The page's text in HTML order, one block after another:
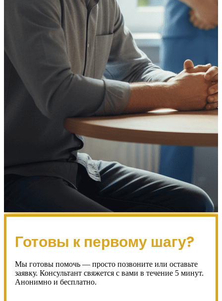
Готовы к первому шагу?
Мы готовы помочь — просто позвоните или оставьте
заявку. Консультант свяжется с вами в течение 5 минут.
Анонимно и бесплатно.